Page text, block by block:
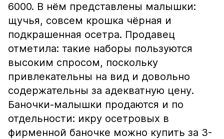
6000. В нём представлены малышки:
щучья, совсем крошка чёрная и
подкрашенная осетра. Продавец
отметила: такие наборы пользуются
высоким спросом, поскольку
привлекательны на вид и довольно
содержательны за адекватную цену.
Баночки-малышки продаются и по
отдельности: икру осетровых в
фирменной баночке можно купить за 3-